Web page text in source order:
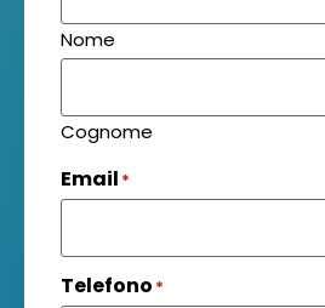
Nome
Cognome
Email *
Telefono *